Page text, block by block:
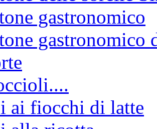
gastronomico
gastronomico
ai fiocchi di latte